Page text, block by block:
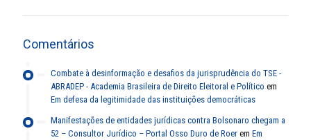
Comentários
Combate à desinformação e desafios da jurisprudência do TSE -
ABRADEP - Academia Brasileira de Direito Eleitoral e Político em
Em defesa da legitimidade das instituições democráticas
Manifestações de entidades jurídicas contra Bolsonaro chegam a
52 – Consultor Jurídico – Portal Osso Duro de Roer em Em